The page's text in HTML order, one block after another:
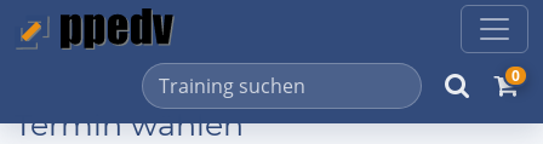
0
Termin wählen